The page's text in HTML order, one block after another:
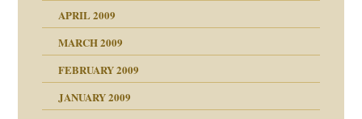
APRIL 2009
MARCH 2009
FEBRUARY 2009
JANUARY 2009